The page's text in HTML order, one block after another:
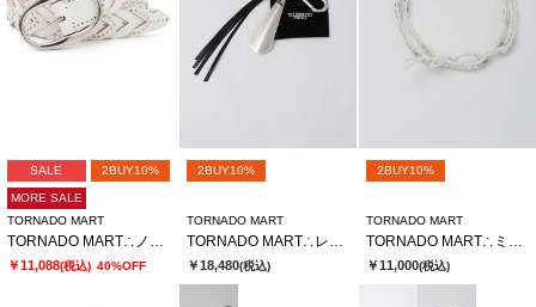
SALE 2BUY10%
MORE SALE
TORNADO MART
￥11,088(税込) 40%OFF
2BUY10%
TORNADO MART
￥18,480(税込)
2BUY10%
TORNADO MART
￥11,000(税込)